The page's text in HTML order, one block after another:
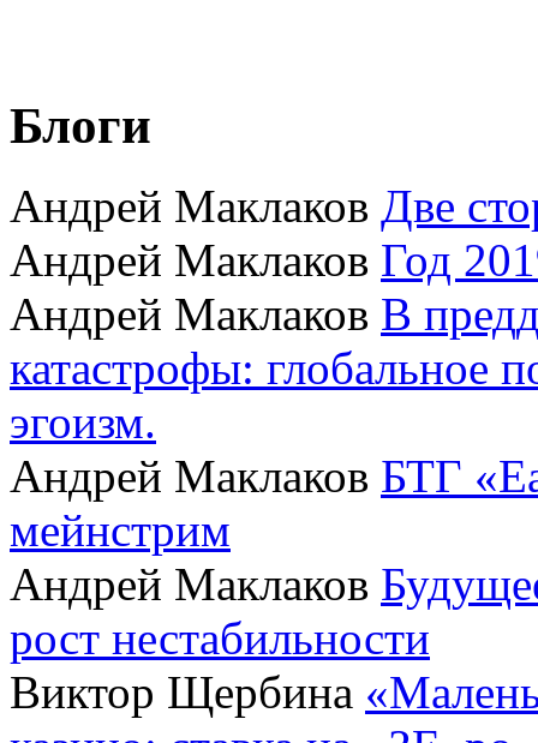
Блоги
Андрей Маклаков Две
Андрей Маклаков Год
Андрей Маклаков В
катастрофы: глобальное
эгоизм.
Андрей Маклаков БТГ
мейнстрим
Андрей Маклаков
рост нестабильности
Виктор Щербина